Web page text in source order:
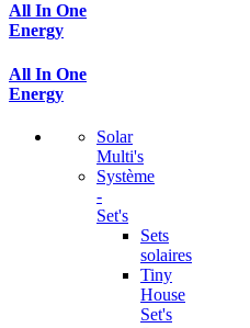
All In One
Energy
All In One
Energy
Solar
Multi's
Système
-
Set's
Sets
solaires
Tiny
House
Set's